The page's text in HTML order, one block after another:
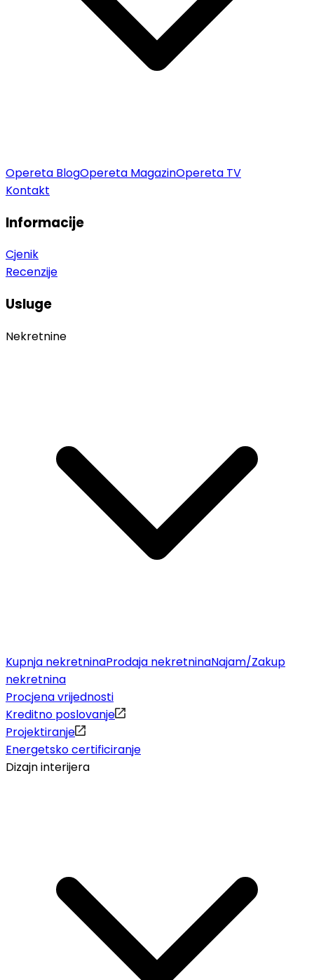
Opereta BlogOpereta MagazinOpereta TV
Kontakt
Informacije
Cjenik
Recenzije
Usluge
Nekretnine
Kupnja nekretninaProdaja nekretninaNajam/Zakup
nekretnina
Procjena vrijednosti
Kreditno poslovanje
Projektiranje
Energetsko certificiranje
Dizajn interijera